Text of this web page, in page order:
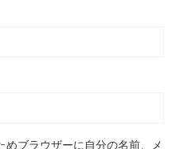
めブラウザーに自分の名前、メ